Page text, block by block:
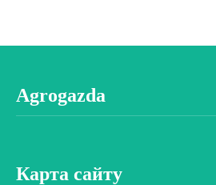
Agrogazda
Карта сайту